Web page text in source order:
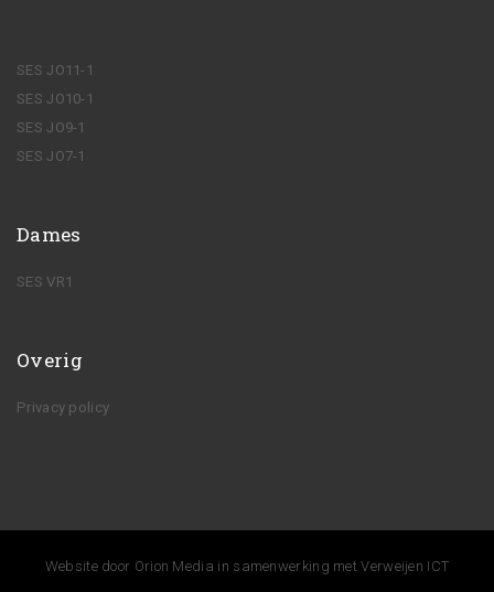
SES JO11-1
SES JO10-1
SES JO9-1
SES JO7-1
Dames
SES VR1
Overig
Privacy policy
Website door Orion Media in samenwerking metVerweijen ICT